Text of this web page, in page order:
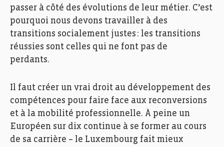
passer à côté des évolutions de leur métier. C’est
pourquoi nous devons travailler à des
transitions socialement justes : les transitions
réussies sont celles qui ne font pas de
perdants.
Il faut créer un vrai droit au développement des
compétences pour faire face aux reconversions
et à la mobilité professionnelle. À peine un
Européen sur dix continue à se former au cours
de sa carrière – le Luxembourg fait mieux